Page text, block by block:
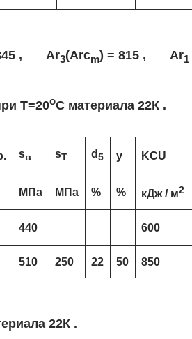
, Ar3(Arcm) = 815 , Ar1
Т=20oС материала 22К .
sв sT d5 y KCU
МПа МПа % % кДж / м2
440 600
510 250 22 50 850
22К .